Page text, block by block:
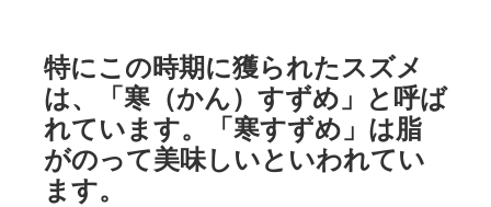
特にこの時期に獲られたスズメ
は、「寒（かん）すずめ」と呼ば
れています。「寒すずめ」は脂
がのって美味しいといわれてい
ます。